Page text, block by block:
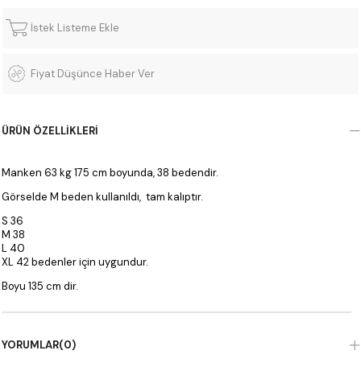
İstek Listeme Ekle
Fiyat Düşünce Haber Ver
ÜRÜN ÖZELLIKLERI
Manken 63 kg 175 cm boyunda, 38 bedendir.
Görselde M beden kullanıldı, tam kalıptır.
S 36
M 38
L 40
XL 42 bedenler için uygundur.
Boyu 135 cm dir.
YORUMLAR(0)